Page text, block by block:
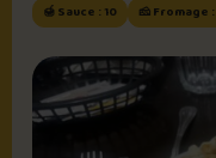
🍯 Sauce : 10 🧀 Fromage